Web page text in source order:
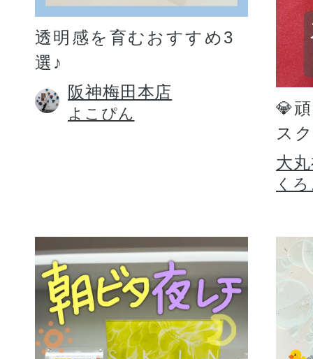
透明感を育むおすすめ3
選♪
阪神梅田本店
よこぴん
💎
ス
大
く